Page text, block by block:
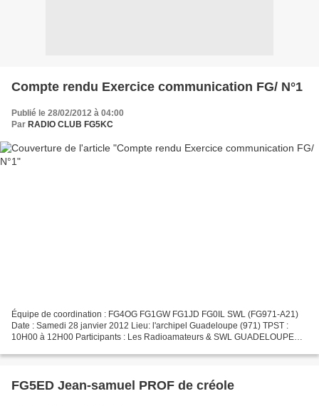
Compte rendu Exercice communication FG/ N°1
Publié le 28/02/2012 à 04:00
Par RADIO CLUB FG5KC
Équipe de coordination : FG4OG FG1GW FG1JD FG0IL SWL (FG971-A21)
Date : Samedi 28 janvier 2012 Lieu: l'archipel Guadeloupe (971) TPST :
10H00 à 12H00 Participants : Les Radioamateurs & SWL GUADELOUPE
FG5ED Jean-samuel PROF de créole